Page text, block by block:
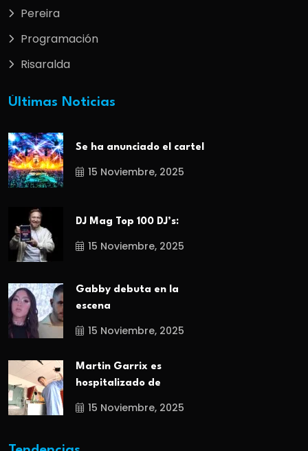
Pereira
Programación
Risaralda
Últimas Noticias
Se ha anunciado el cartel
15 Noviembre, 2025
DJ Mag Top 100 DJ’s:
15 Noviembre, 2025
Gabby debuta en la
escena
15 Noviembre, 2025
Martin Garrix es
hospitalizado de
15 Noviembre, 2025